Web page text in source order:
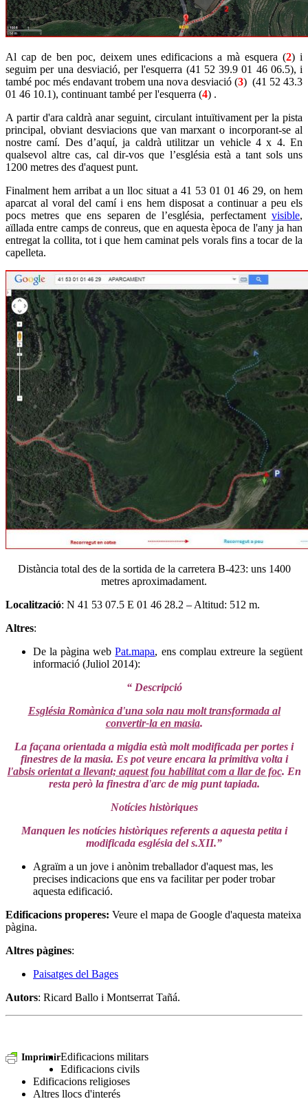
Al cap de ben poc, deixem unes edificacions a mà esquera (2) i
seguim per una desviació, per l'esquerra (41 52 39.9 01 46 06.5), i
també poc més endavant trobem una nova desviació (3) (41 52 43.3
01 46 10.1), continuant també per l'esquerra (4) .
A partir d'ara caldrà anar seguint, circulant intuïtivament per la pista
principal, obviant desviacions que van marxant o incorporant-se al
nostre camí. Des d’aquí, ja caldrà utilitzar un vehicle 4 x 4. En
qualsevol altre cas, cal dir-vos que l’església està a tant sols uns
1200 metres des d'aquest punt.
Finalment hem arribat a un lloc situat a 41 53 01 01 46 29, on hem
aparcat al voral del camí i ens hem disposat a continuar a peu els
pocs metres que ens separen de l’església, perfectament visible,
aïllada entre camps de conreus, que en aquesta època de l'any ja han
entregat la collita, tot i que hem caminat pels vorals fins a tocar de la
capelleta.
Distància total des de la sortida de la carretera B-423: uns 1400
metres aproximadament.
Localització: N 41 53 07.5 E 01 46 28.2 – Altitud: 512 m.
Altres:
De la pàgina webPat.mapa, ens complau extreure la següent
informació (Juliol 2014):
“ Descripció
Església Romànica d'una sola nau molt transformada al
convertir-la en masia.
La façana orientada a migdia està molt modificada per portes i
finestres de la masia. Es pot veure encara la primitiva volta i
l'absis orientat a llevant; aquest fou habilitat com a llar de foc. En
resta però la finestra d'arc de mig punt tapiada.
Notícies històriques
Manquen les notícies històriques referents a aquesta petita i
modificada església del s.XII.”
Agraïm a un jove i anònim treballador d'aquest mas, les
precises indicacions que ens va facilitar per poder trobar
aquesta edificació.
Edificacions properes: Veure el mapa de Google d'aquesta mateixa
pàgina.
Altres pàgines:
Paisatges del Bages
Autors: Ricard Ballo i Montserrat Tañá.
ImprimirEdificacions militars
Edificacions civils
Edificacions religioses
Altres llocs d'interés